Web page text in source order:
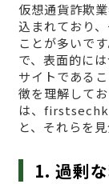
仮想通貨詐欺
込まれており
ことが多いで
で、表面的に
サイトである
徴を理解して
は、
と、それらを
1. 過剰